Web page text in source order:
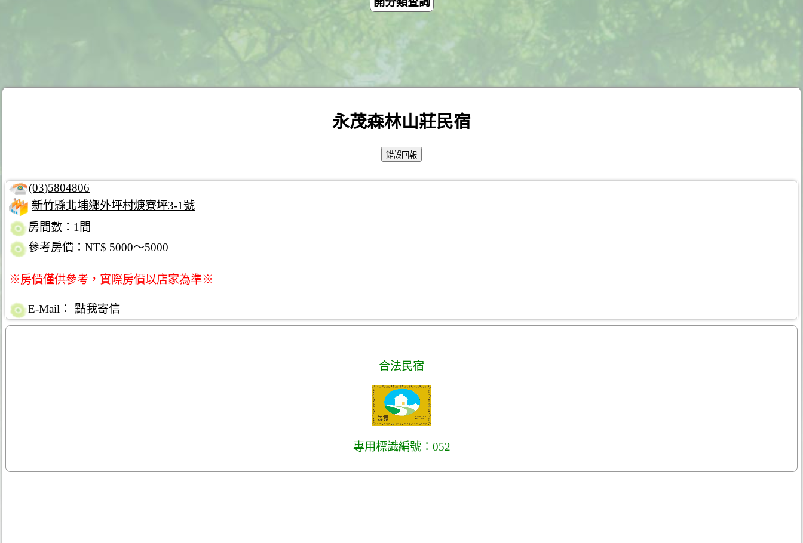
永茂森林山莊民宿
(03)5804806
新竹縣北埔鄉外坪村焿寮坪3-1號
房間數：1間
參考房價：NT$ 5000～5000
※房價僅供參考，實際房價以店家為準※
E-Mail： 點我寄信
合法民宿
專用標識編號：052